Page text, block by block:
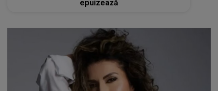
epuizează